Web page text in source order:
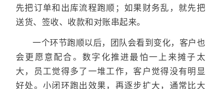
先把订单和出库流程跑顺；如果财务乱，就先把
送货、签收、收款和对账串起来。
一个环节跑顺以后，团队会看到变化，客户也
会更愿意配合。数字化推进最怕一上来摊子太
大，员工觉得多了一堆工作，客户觉得没有明显
好处。小闭环跑出效果，再逐步扩大，通常比大